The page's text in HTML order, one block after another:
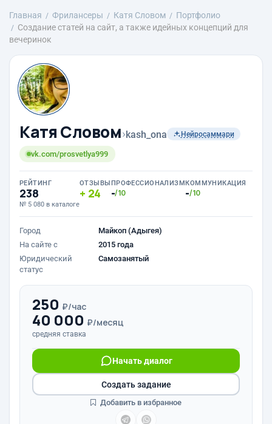
Главная Фрилансеры Катя Словом
Портфолио
Создание статей на сайт, а также идейных концепций для
вечеринок
Катя Словом›kash_ona Нейросаммари
vk.com/prosvetlya999
РЕЙТИНГ
238
№ 5 080 в каталоге
ОТЗЫВЫ
24
ПРОФЕССИОНАЛИЗМ
-/10
КОММУНИКАЦИЯ
-/10
Город
Майкоп (Адыгея)
На сайте с
2015 года
Юридический
статус
Самозанятый
250 ₽/час
40 000 ₽/месяц
средняя ставка
Начать диалог
Создать задание
Добавить в избранное